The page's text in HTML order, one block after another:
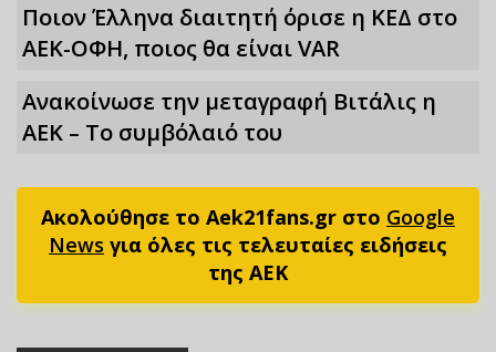
Ποιον Έλληνα διαιτητή όρισε η ΚΕΔ στο
ΑΕΚ-ΟΦΗ, ποιος θα είναι VAR
Ανακοίνωσε την μεταγραφή Βιτάλις η
ΑΕΚ – Το συμβόλαιό του
Ακολούθησε το Aek21fans.gr στο Google
News για όλες τις τελευταίες ειδήσεις
της ΑΕΚ